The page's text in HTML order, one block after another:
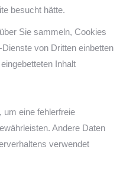
besucht hätte.
Sie sammeln, Cookies
von Dritten einbetten
Inhalt
um eine fehlerfreie
Andere Daten
verwendet